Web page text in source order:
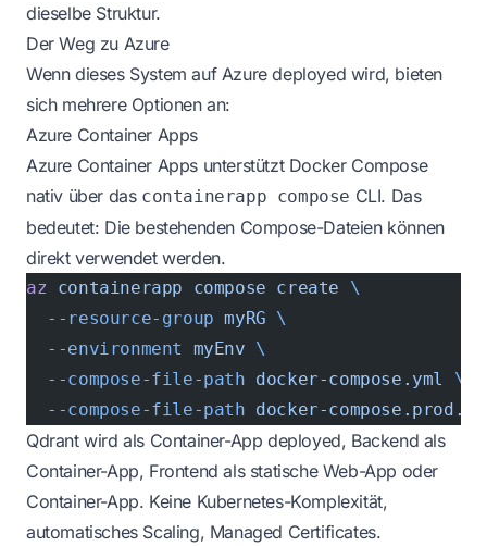
dieselbe Struktur.
Der Weg zu Azure
Wenn dieses System auf Azure deployed wird, bieten
sich mehrere Optionen an:
Azure Container Apps
Azure Container Apps unterstützt Docker Compose
nativ über das containerapp compose CLI. Das
bedeutet: Die bestehenden Compose-Dateien können
direkt verwendet werden.
az containerapp compose create \
  --resource-group
myRG \
  --environment
myEnv \
  --compose-file-path
docker-compose.yml
\
  --compose-file-path
docker-
Qdrant wird als Container-App deployed, Backend als
Container-App, Frontend als statische Web-App oder
Container-App. Keine Kubernetes-Komplexität,
automatisches Scaling, Managed Certificates.